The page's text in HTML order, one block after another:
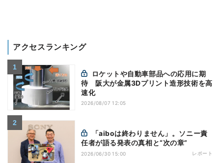
アクセスランキング
待 阪大が金属3Dプリント造形技術を高
速化
2026/08/07 12:05
任者が語る発表の真相と“次の章”
2026/06/30 15:00 レポート